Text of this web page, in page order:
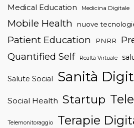
Medical Education Medicina Digitale
Mobile Health
nuove
Patient Education PNRR
Quantified Self
Realtà Virtuale
Salute Social Sanità
Social Health Startup
Telemonitoraggio Terapie